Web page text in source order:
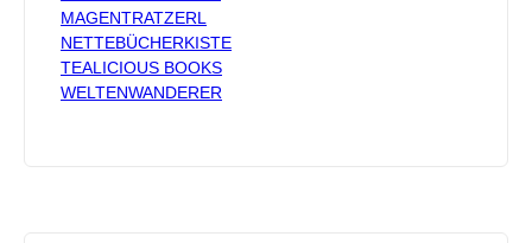
MAGENTRATZERL
NETTEBÜCHERKISTE
TEALICIOUS BOOKS
WELTENWANDERER